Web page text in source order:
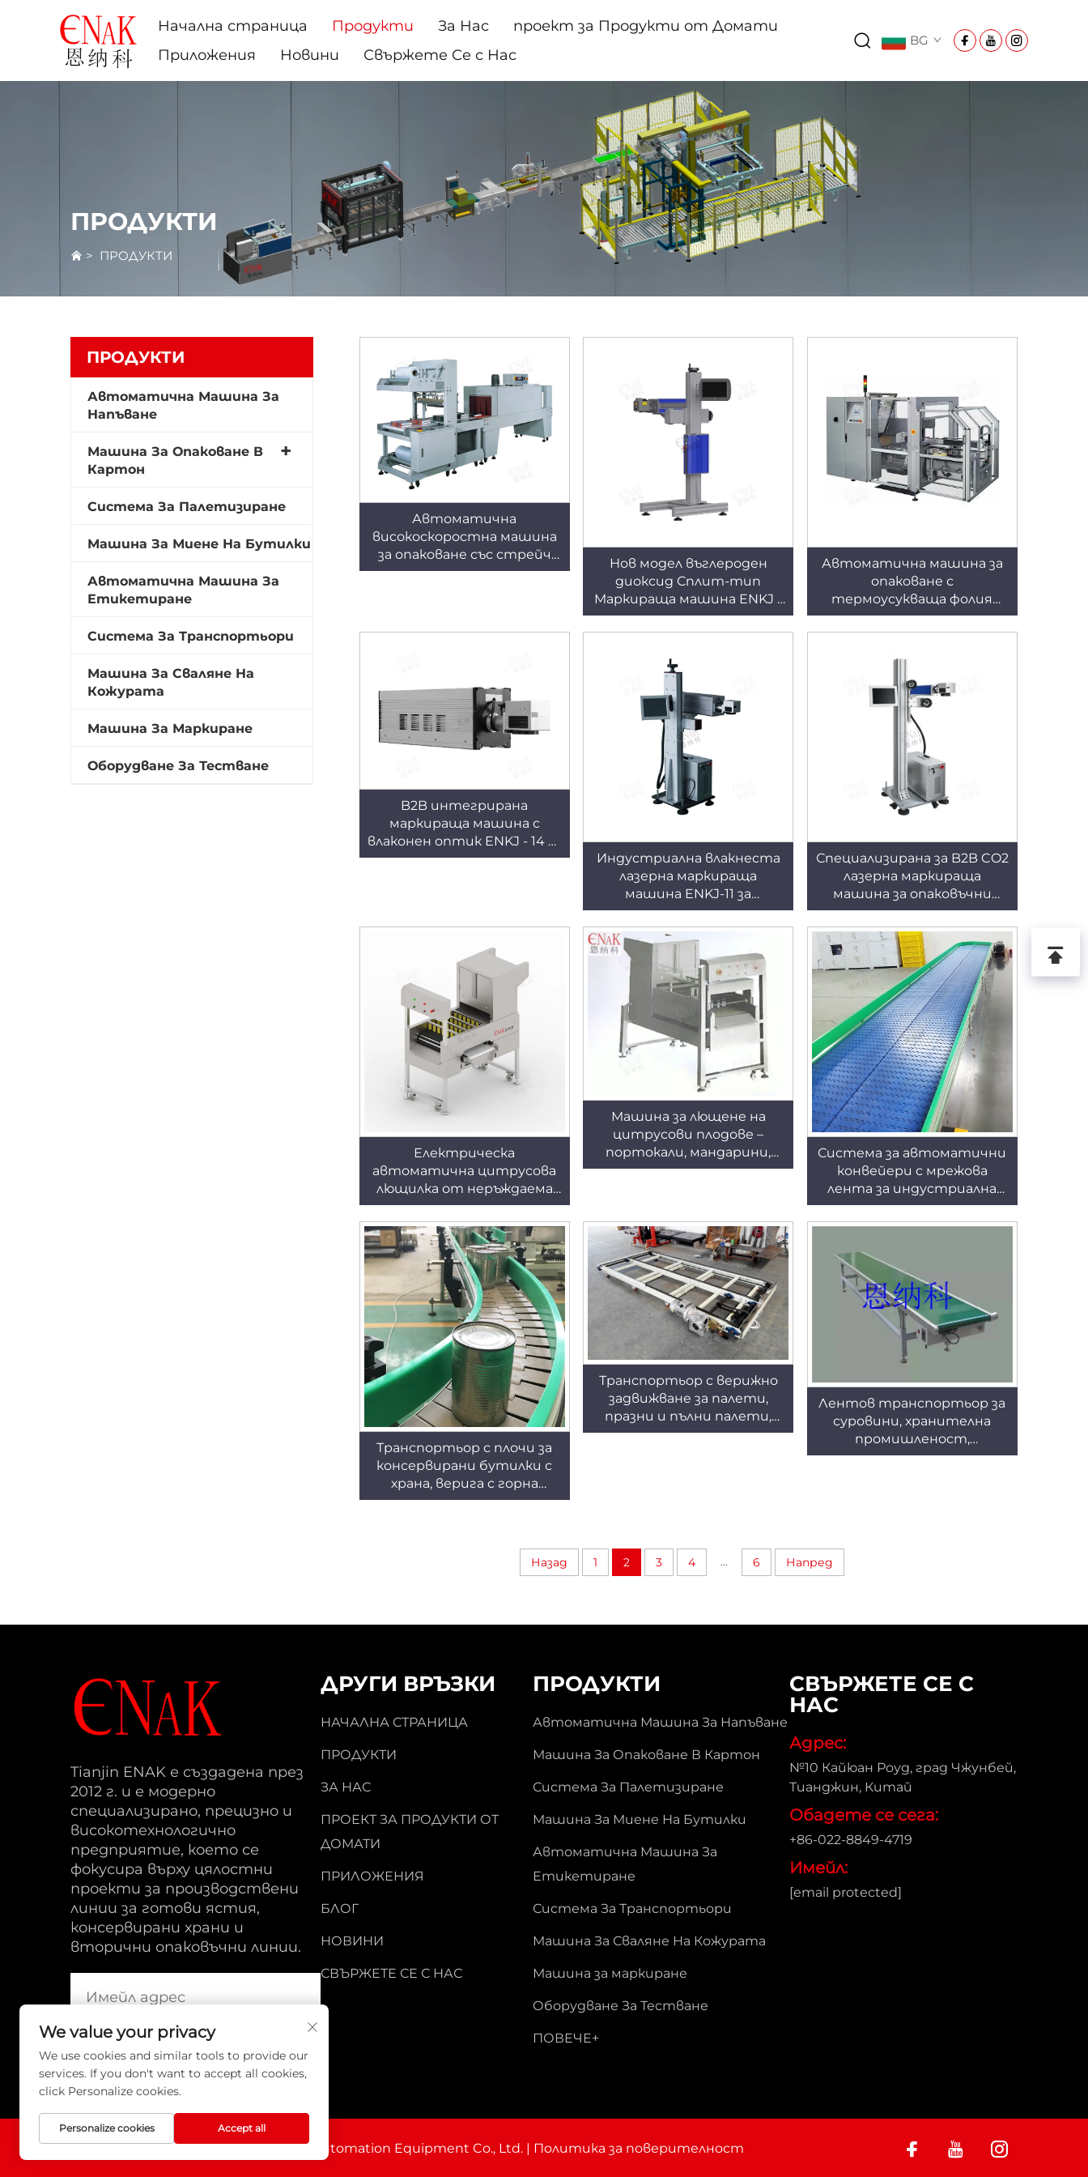
Начална страница Продукти За Нас
проект за Продукти от Домати
Приложения
Новини Свържете Се с Нас
BG
ПРОДУКТИ
> ПРОДУКТИ
ПРОДУКТИ
Автоматична Машина За
Напъване
Машина За Опаковане В
Картон
Система За Палетизиране
Машина За Миене На Бутилки
Автоматична Машина За
Етикетиране
Система За Транспортьори
Машина За Сваляне На
Кожурата
Машина За Маркиране
Оборудване За Тестване
Автоматична
високоскоростна машина
за опаковане със стрейч
фолия LC-MB6535
Нов модел въглероден
диоксид Сплит-тип
Маркираща машина ENKJ -
13 за лазерно печатане
върху кашони
Автоматична машина за
опаковане с
термоусукваща фолия
ENKZ-03
B2B интегрирана
маркираща машина с
влаконен оптик ENKJ - 14 за
онлайн лазерно печатане
Индустриална влакнеста
лазерна маркираща
машина ENKJ-11 за
неръждаема стомана
Специализирана за B2B CO2
лазерна маркираща
машина за опаковъчни
материали ENKJ-12
Електрическа
автоматична цитрусова
лющилка от неръждаема
стомана ENKBP-01
Машина за лющене на
цитрусови плодове –
портокали, мандарини,
уред за лющене на
Система за автоматични
конвейери с мрежова
лента за индустриална
автоматизация ENKS-04
Транспортьор с плочи за
консервирани бутилки с
храна, верига с горна
решетка, за промишлена
Транспортьор с верижно
задвижване за палети,
празни и пълни палети,
транспортьор за
Лентов транспортьор за
суровини, хранителна
промишленост,
производствена линия,
Назад 1 2 3 4 ... 6 Напред
Tianjin ENAK е създадена през
2012 г. и е модерно
специализирано, прецизно и
високотехнологично
предприятие, което се
фокусира върху цялостни
проекти за производствени
линии за готови ястия,
консервирани храни и
вторични опаковъчни линии.
ДРУГИ ВРЪЗКИ
НАЧАЛНА СТРАНИЦА
ПРОДУКТИ
ЗА НАС
ПРОЕКТ ЗА ПРОДУКТИ ОТ
ДОМАТИ
ПРИЛОЖЕНИЯ
БЛОГ
НОВИНИ
СВЪРЖЕТЕ СЕ С НАС
ПРОДУКТИ
Автоматична Машина За Напъване
Машина За Опаковане В Картон
Система За Палетизиране
Машина За Миене На Бутилки
Автоматична Машина За
Етикетиране
Система За Транспортьори
Машина За Сваляне На Кожурата
Машина за маркиране
Оборудване За Тестване
ПОВЕЧЕ+
СВЪРЖЕТЕ СЕ С
НАС
Адрес:
№10 Кайюан Роуд, град Чжунбей,
Тианджин, Китай
Обадете се сега:
+86-022-8849-4719
Имейл:
[email protected]
Авторско право © ENAK (Тианджин) Automation Equipment Co., Ltd. | Политика за поверителност
We value your privacy
We use cookies and similar tools to provide our
services. If you don't want to accept all cookies,
click Personalize cookies.
Personalize cookies Accept all